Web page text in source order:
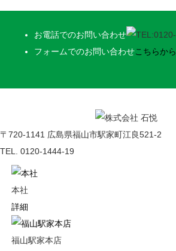
お電話でのお問い合わせ
フォームでのお問い合わせこちらから
〒720-1141 広島県福山市駅家町江良521-2
TEL. 0120-1444-19
本社
詳細
福山駅家本店